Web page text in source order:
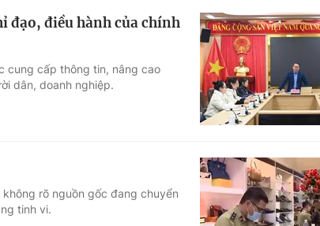
Tuyển sinh
Hitech Công
Sản phẩm
Thị trường
Tư vấn
đạo, điều hành của chính
cung cấp thông tin, nâng cao
dân, doanh nghiệp.
rõ nguồn gốc đang chuyển
tinh vi.